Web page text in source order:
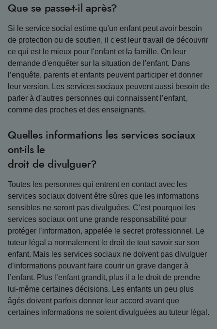
Que se passe-t-il après?
Si le service social estime qu'un enfant peut avoir besoin
de protection ou de soutien, il c'est leur travail de découvrir
ce qui est le mieux pour l'enfant et la famille. On leur
demande d'enquêter sur la situation de l'enfant. Dans
l’enquête, parents et enfants peuvent participer et donner
leur version. Les services sociaux peuvent aussi besoin de
parler à d’autres personnes qui connaissent l’enfant,
comme des proches et des enseignants.
Quelles informations les services sociaux
ont-ils le
droit de divulguer?
Toutes les personnes qui entrent en contact avec les
services sociaux doivent être sûres que les informations
sensibles ne seront pas divulguées. C’est pourquoi les
services sociaux ont une grande responsabilité pour
protéger l’information, appelée le secret professionnel. Le
tuteur légal a normalement le droit de tout savoir sur son
enfant. Mais les services sociaux ne doivent pas divulguer
d’informations pouvant faire courir un grave danger à
l’enfant. Plus l’enfant grandit, plus il a le droit de prendre
lui-même certaines décisions. Les enfants un peu plus
âgés doivent parfois donner leur accord avant que
certaines informations ne soient divulguées au tuteur légal.